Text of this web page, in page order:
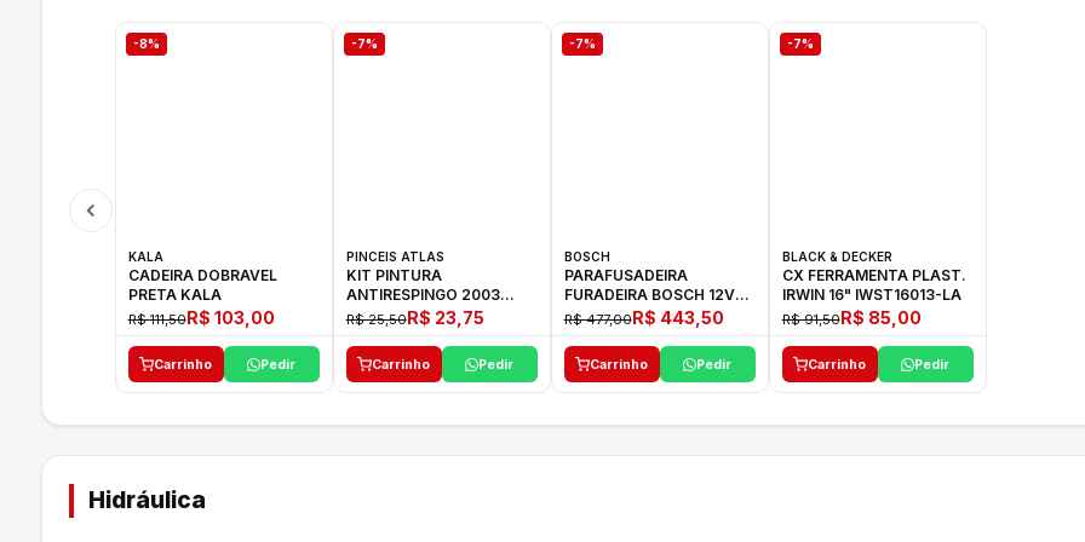
-8%
KALA
CADEIRA DOBRAVEL
PRETA KALA
R$ 111,50R$ 103,00
Carrinho Pedir
-7%
PINCEIS ATLAS
KIT PINTURA
ANTIRESPINGO 2003
ATLAS 03 PCS
R$ 25,50R$ 23,75
Carrinho Pedir
-7%
BOSCH
PARAFUSADEIRA
FURADEIRA BOSCH 12V
GSR 1000 SMART
R$ 477,00R$ 443,50
Carrinho Pedir
-7%
BLACK & DECKER
CX FERRAMENTA PLAST.
IRWIN 16" IWST16013-LA
R$ 91,50R$ 85,00
Carrinho Pedir
Hidráulica